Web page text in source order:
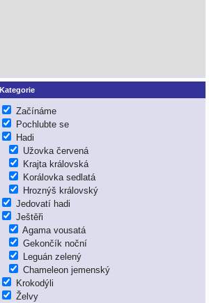
Kategorie
Začínáme
Pochlubte se
Hadi
Užovka červená
Krajta královská
Korálovka sedlatá
Hroznýš královský
Jedovatí hadi
Ještěři
Agama vousatá
Gekončík noční
Leguán zelený
Chameleon jemenský
Krokodýli
Želvy